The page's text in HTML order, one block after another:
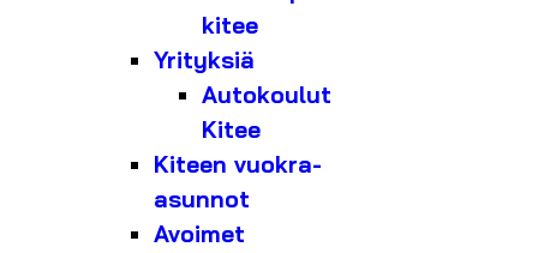
kitee
Yrityksiä
Autokoulut
Kitee
Kiteen vuokra-
asunnot
Avoimet